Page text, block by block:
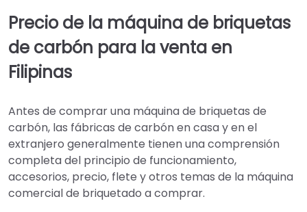
Precio de la máquina de briquetas
de carbón para la venta en
Filipinas
Antes de comprar una máquina de briquetas de
carbón, las fábricas de carbón en casa y en el
extranjero generalmente tienen una comprensión
completa del principio de funcionamiento,
accesorios, precio, flete y otros temas de la máquina
comercial de briquetado a comprar.